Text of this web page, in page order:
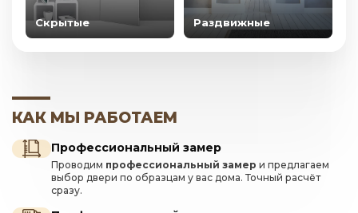
Скрытые Раздвижные
КАК МЫ РАБОТАЕМ
Профессиональный замер
Проводим профессиональный замер и предлагаем
выбор двери по образцам у вас дома. Точный расчёт
сразу.